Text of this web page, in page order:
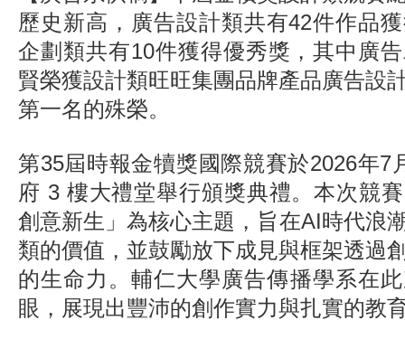
歷史新高，廣告設計類共有42件作品
企劃類共有10件獲得優秀獎，其中廣
賢榮獲設計類旺旺集團品牌產品廣告設
第一名的殊榮。
第35屆時報金犢獎國際競賽於2026年7
府 3 樓大禮堂舉行頒獎典禮。本次競
創意新生」為核心主題，旨在AI時代浪
類的價值，並鼓勵放下成見與框架透過
的生命力。輔仁大學廣告傳播學系在
眼，展現出豐沛的創作實力與扎實的教